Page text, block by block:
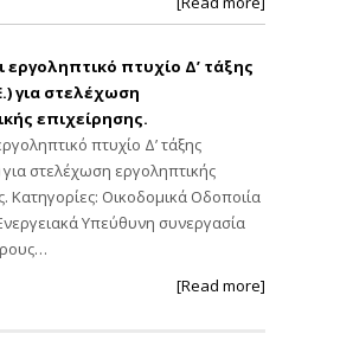
εργοληπτικό πτυχίο Δ’ τάξης
για στελέχωση
επιχείρησης.
πτυχίο Δ’ τάξης
στελέχωση εργοληπτικής
Κατηγορίες: Οικοδομικά Οδοποιία
Υπεύθυνη συνεργασία
[Read more]